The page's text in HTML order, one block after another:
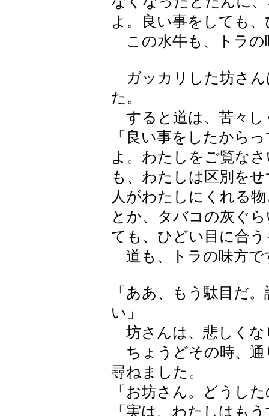
よ。良い事をしても
この水牛も、トラの
ガッカリした坊さん
た。
すると道は、苦々し
「良い事をしたから
よ。わたしをご覧な
も、わたしは区別を
人がわたしにくれる
とか、タバコの灰ぐ
ても、ひどい目に合
道も、トラの味方で
「ああ、もう駄目だ
い」
坊さんは、悲しくな
ちょうどその時、通
尋ねました。
「お坊さん。どうし
「実は、わたしはも